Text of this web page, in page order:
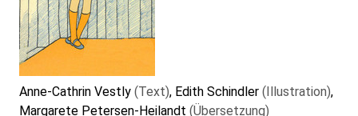
Anne-Cathrin Vestly (Text), Edith Schindler (Illustration),
Margarete Petersen-Heilandt (Übersetzung)